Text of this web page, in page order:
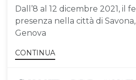
Dall’8 al 12 dicembre 2021, il
presenza nella città di
Genova
CONTINUA